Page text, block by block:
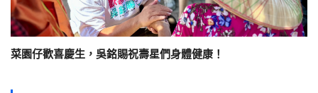
菜園仔歡喜慶生，吳銘賜祝壽星們身體健康！